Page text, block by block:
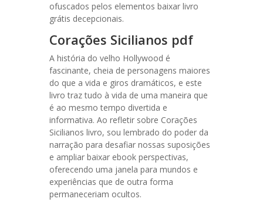
ofuscados pelos elementos baixar livro
grátis decepcionais.
Corações Sicilianos pdf
A história do velho Hollywood é
fascinante, cheia de personagens maiores
do que a vida e giros dramáticos, e este
livro traz tudo à vida de uma maneira que
é ao mesmo tempo divertida e
informativa. Ao refletir sobre Corações
Sicilianos livro, sou lembrado do poder da
narração para desafiar nossas suposições
e ampliar baixar ebook perspectivas,
oferecendo uma janela para mundos e
experiências que de outra forma
permaneceriam ocultos.